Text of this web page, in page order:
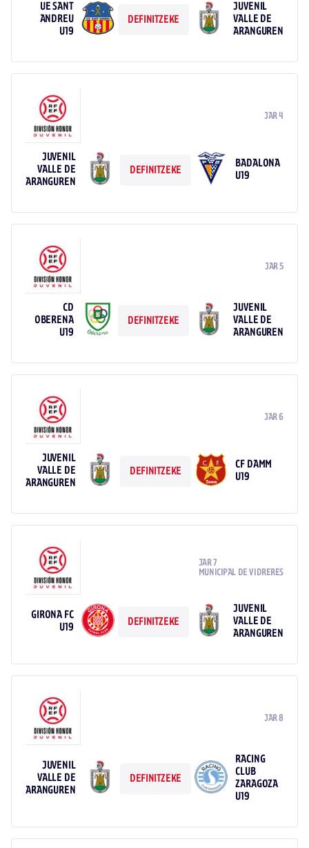
UE SANT
ANDREU
U19
DEFINITZEKE
JUVENIL
VALLE DE
ARANGUREN
JAR 4
JUVENIL
VALLE DE
ARANGUREN
DEFINITZEKE
BADALONA
U19
JAR 5
CD
OBERENA
U19
DEFINITZEKE
JUVENIL
VALLE DE
ARANGUREN
JAR 6
JUVENIL
VALLE DE
ARANGUREN
DEFINITZEKE
CF DAMM
U19
JAR 7
MUNICIPAL DE VIDRERES
GIRONA FC
U19
DEFINITZEKE
JUVENIL
VALLE DE
ARANGUREN
JAR 8
JUVENIL
VALLE DE
ARANGUREN
DEFINITZEKE
RACING
CLUB
ZARAGOZA
U19